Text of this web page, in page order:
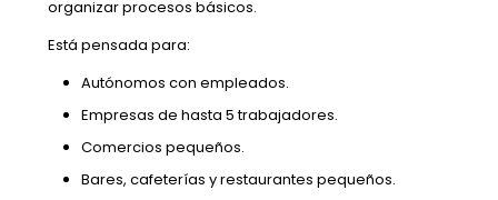
organizar procesos básicos.
Está pensada para:
Autónomos con empleados.
Empresas de hasta 5 trabajadores.
Comercios pequeños.
Bares, cafeterías y restaurantes pequeños.